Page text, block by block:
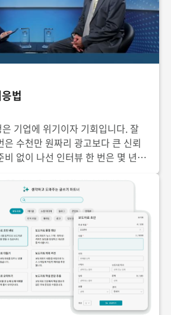
법
기업에 위기이자 기회입니다. 잘
은 수천만 원짜리 광고보다 큰 신뢰
비 없이 나선 인터뷰 한 번은 몇 년간
야 하는지, 어떻게 준비하고